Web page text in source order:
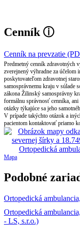
Cenník ⓘ
Cenník na prevzatie
Predmetný cenník zdravotných
zverejnený výhradne za
poskytovateľom zdravotnej
samosprávnemu kraju v súlade
zákona Žilinský samosprávny
formálnu správnosť cenníka,
otázky týkajúce sa jeho
V prípade takýchto otázok a
pacientom kontaktovať priamo
Mapa
Podobné
Ortopedická
Ortopedická
- LS, s.r.o.)